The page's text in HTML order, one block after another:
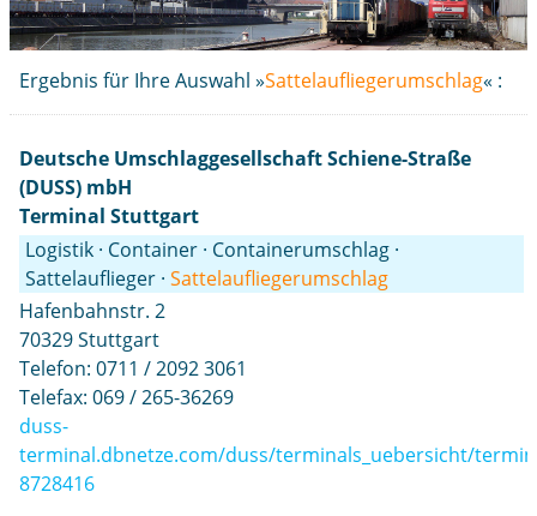
Ergebnis für Ihre Auswahl »Sattelaufliegerumschlag« :
Deutsche Umschlaggesellschaft Schiene-Straße
(DUSS) mbH
Terminal Stuttgart
Logistik · Container · Containerumschlag ·
Sattelauflieger · Sattelaufliegerumschlag
Hafenbahnstr. 2
70329 Stuttgart
Telefon: 0711 / 2092 3061
Telefax: 069 / 265-36269
duss-
terminal.dbnetze.com/duss/terminals_uebersicht/
8728416